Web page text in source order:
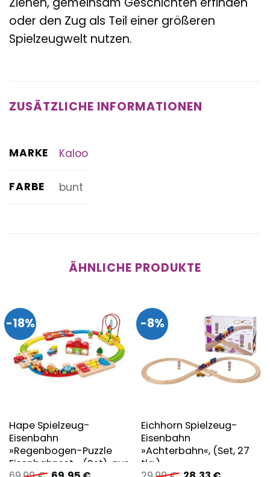
oder den Zug als Teil einer größeren
Spielzeugwelt nutzen.
ZUSÄTZLICHE INFORMATIONEN
MARKE Kaloo
FARBE bunt
ÄHNLICHE PRODUKTE
-18%
Hape Spielzeug-
Eisenbahn
»Regenbogen-Puzzle
Eisenbahnset«, (Set), aus
-8%
Eichhorn Spielzeug-
Eisenbahn
»Achterbahn«, (Set, 27
tlg.)